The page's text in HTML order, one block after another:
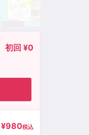
初回 ¥0
¥980税込